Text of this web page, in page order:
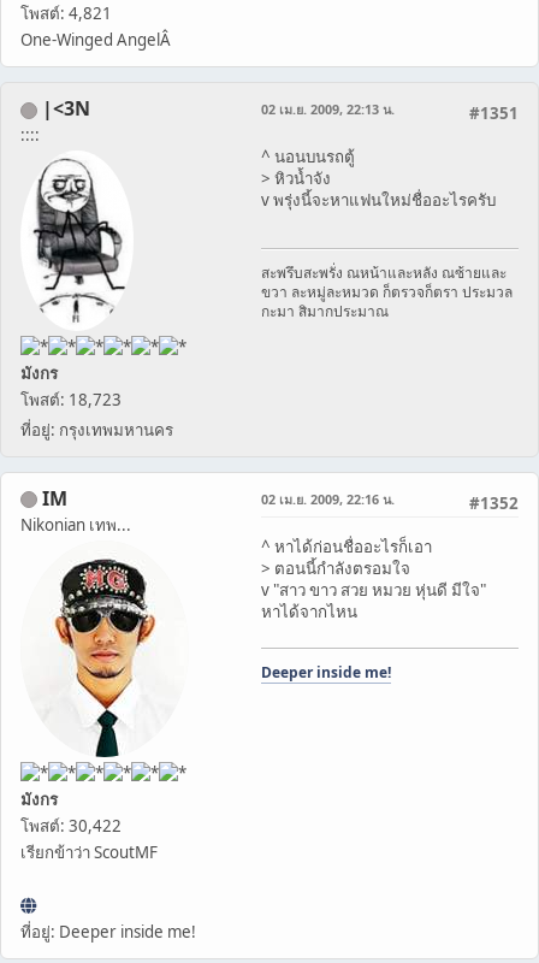
โพสต์: 4,821
One-Winged AngelÂ
|<3N
::::
มังกร
โพสต์: 18,723
ที่อยู่: กรุงเทพมหานคร
#1351
02 เม.ย. 2009, 22:13 น.
^ นอนบนรถตู้
> หิวน้ำจัง
v พรุ่งนี้จะหาแฟนใหม่ชื่ออะไรครับ
สะพรึบสะพรั่ง ณหน้าและหลัง ณซ้ายและ
ขวา ละหมู่ละหมวด ก็ตรวจก็ตรา ประมวล
กะมา สิมากประมาณ
IM
Nikonian เทพ...
มังกร
โพสต์: 30,422
เรียกข้าว่า ScoutMF
ที่อยู่: Deeper inside me!
#1352
02 เม.ย. 2009, 22:16 น.
^ หาได้ก่อนชื่ออะไรก็เอา
> ตอนนี้กำลังตรอมใจ
v "สาว ขาว สวย หมวย หุ่นดี มีใจ"
หาได้จากไหน
Deeper inside me!